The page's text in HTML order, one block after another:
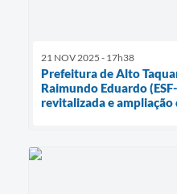
21 NOV 2025 - 17h38
Prefeitura de Alto
Raimundo Eduardo
revitalizada e ampliação